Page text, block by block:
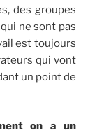
des groupes
ne sont pas
est toujours
qui vont
un point de
on a un